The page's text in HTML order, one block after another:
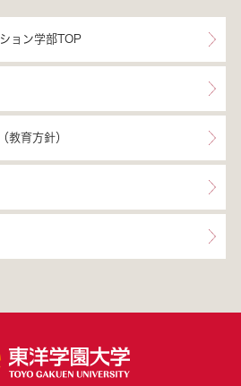
ョン学部TOP
教育方針）